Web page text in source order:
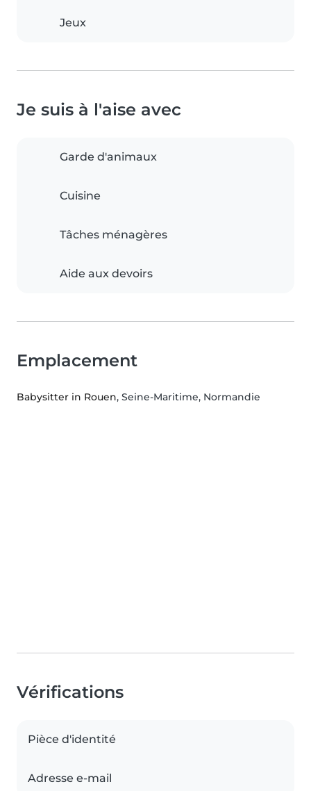
Jeux
Je suis à l'aise avec
Garde d'animaux
Cuisine
Tâches ménagères
Aide aux devoirs
Emplacement
Babysitter in Rouen, Seine-Maritime, Normandie
Vérifications
Pièce d'identité
Adresse e-mail